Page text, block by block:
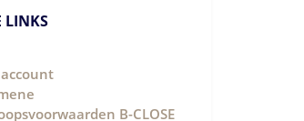
LINKS
B-CLOSE